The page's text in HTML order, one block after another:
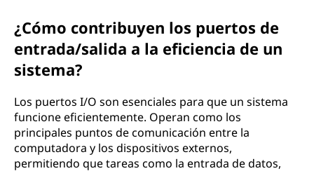
¿Cómo contribuyen los puertos de
entrada/salida a la eficiencia de un
sistema?
Los puertos I/O son esenciales para que un sistema
funcione eficientemente. Operan como los
principales puntos de comunicación entre la
computadora y los dispositivos externos,
permitiendo que tareas como la entrada de datos,